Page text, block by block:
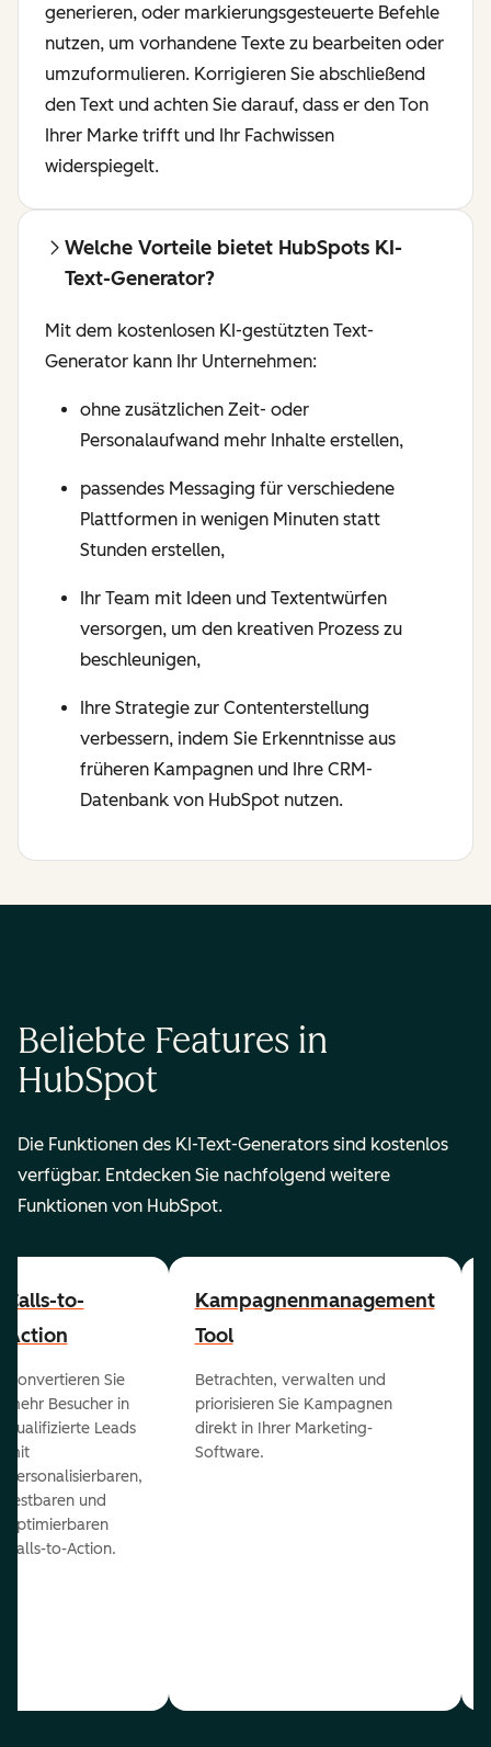
generieren, oder markierungsgesteuerte Befehle
nutzen, um vorhandene Texte zu bearbeiten oder
umzuformulieren. Korrigieren Sie abschließend
den Text und achten Sie darauf, dass er den Ton
Ihrer Marke trifft und Ihr Fachwissen
widerspiegelt.
Welche Vorteile bietet HubSpots KI-
Text-Generator?
Mit dem kostenlosen KI-gestützten Text-
Generator kann Ihr Unternehmen:
ohne zusätzlichen Zeit- oder
Personalaufwand mehr Inhalte erstellen,
passendes Messaging für verschiedene
Plattformen in wenigen Minuten statt
Stunden erstellen,
Ihr Team mit Ideen und Textentwürfen
versorgen, um den kreativen Prozess zu
beschleunigen,
Ihre Strategie zur Contenterstellung
verbessern, indem Sie Erkenntnisse aus
früheren Kampagnen und Ihre CRM-
Datenbank von HubSpot nutzen.
Beliebte Features in
HubSpot
Die Funktionen des KI-Text-Generators sind kostenlos
verfügbar. Entdecken Sie nachfolgend weitere
Funktionen von HubSpot.
Calls-to-
Action
Konvertieren Sie
mehr Besucher in
qualifizierte Leads
mit
personalisierbaren,
testbaren und
optimierbaren
Calls-to-Action.
Kampagnenmanagement
Tool
Betrachten, verwalten und
priorisieren Sie Kampagnen
direkt in Ihrer Marketing-
Software.